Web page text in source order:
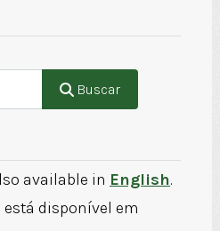
Buscar
available in English.
disponível em